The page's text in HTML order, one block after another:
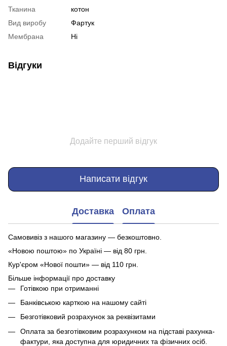
Тканина
котон
Вид виробу
Фартук
Мембрана
Ні
Відгуки
Додайте перший відгук
Написати відгук
Доставка Оплата
Самовивіз з нашого магазину — безкоштовно.
«Новою поштою» по Україні — від 80 грн.
Кур'єром «Нової пошти» — від 110 грн.
Більше інформації про доставку
Готівкою при отриманні
Банківською карткою на нашому сайті
Безготівковий розрахунок за реквізитами
Оплата за безготівковим розрахунком на підставі рахунка-
фактури, яка доступна для юридичних та фізичних осіб.